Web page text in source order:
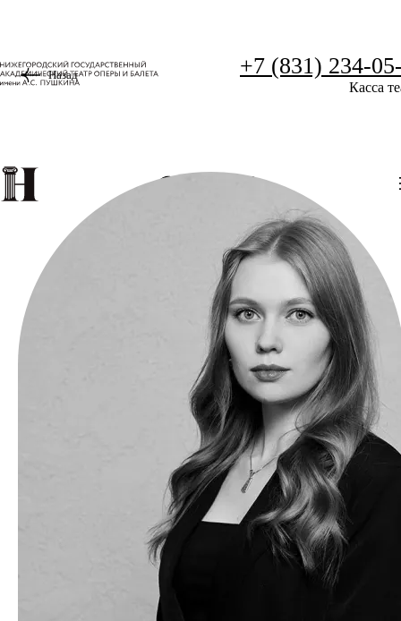
+7 (831) 234-
Касса
Назад